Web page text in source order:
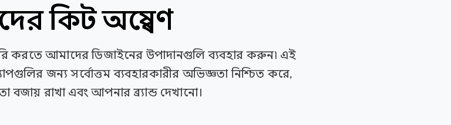
কিট অন্বেষণ
করতে আমাদের ডিজাইনের উপাদানগুলি ব্যবহার করুন৷ এই
জন্য সর্বোত্তম ব্যবহারকারীর অভিজ্ঞতা নিশ্চিত করে,
বজায় রাখা এবং আপনার ব্র্যান্ড দেখানো।